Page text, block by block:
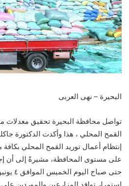
البحيرة – نهى العربى
تواصل محافظة البحيرة تحقيق معدلات
القمح المحلي ، هذا وأكدت الدكتورة
إنتظام أعمال توريد القمح المحلي بكافة
على مستوى المحافظة، مشيرةً إلى أن